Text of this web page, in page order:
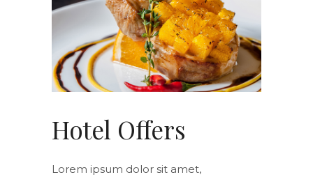
Hotel Offers
Lorem ipsum dolor sit amet,